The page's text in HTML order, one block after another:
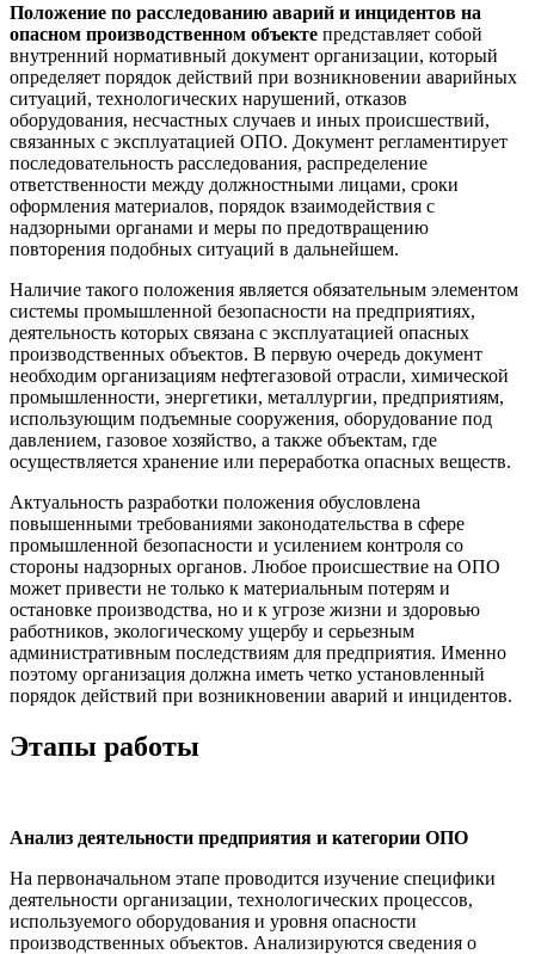
Положение по расследованию аварий и инцидентов на
опасном производственном объекте представляет собой
внутренний нормативный документ организации, который
определяет порядок действий при возникновении аварийных
ситуаций, технологических нарушений, отказов
оборудования, несчастных случаев и иных происшествий,
связанных с эксплуатацией ОПО. Документ регламентирует
последовательность расследования, распределение
ответственности между должностными лицами, сроки
оформления материалов, порядок взаимодействия с
надзорными органами и меры по предотвращению
повторения подобных ситуаций в дальнейшем.
Наличие такого положения является обязательным элементом
системы промышленной безопасности на предприятиях,
деятельность которых связана с эксплуатацией опасных
производственных объектов. В первую очередь документ
необходим организациям нефтегазовой отрасли, химической
промышленности, энергетики, металлургии, предприятиям,
использующим подъемные сооружения, оборудование под
давлением, газовое хозяйство, а также объектам, где
осуществляется хранение или переработка опасных веществ.
Актуальность разработки положения обусловлена
повышенными требованиями законодательства в сфере
промышленной безопасности и усилением контроля со
стороны надзорных органов. Любое происшествие на ОПО
может привести не только к материальным потерям и
остановке производства, но и к угрозе жизни и здоровью
работников, экологическому ущербу и серьезным
административным последствиям для предприятия. Именно
поэтому организация должна иметь четко установленный
порядок действий при возникновении аварий и инцидентов.
Этапы работы
Анализ деятельности предприятия и категории ОПО
На первоначальном этапе проводится изучение специфики
деятельности организации, технологических процессов,
используемого оборудования и уровня опасности
производственных объектов. Анализируются сведения о